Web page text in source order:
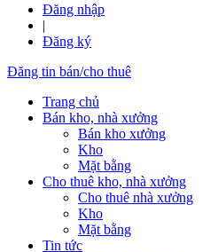
Đăng nhập
|
Đăng ký
Đăng tin bán/cho thuê
Trang chủ
Bán kho, nhà xưởng
Bán kho xưởng
Kho
Mặt bằng
Cho thuê kho, nhà xưởng
Cho thuê nhà xưởng
Kho
Mặt bằng
Tin tức